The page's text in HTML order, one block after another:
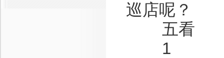
巡店呢？
五看
1